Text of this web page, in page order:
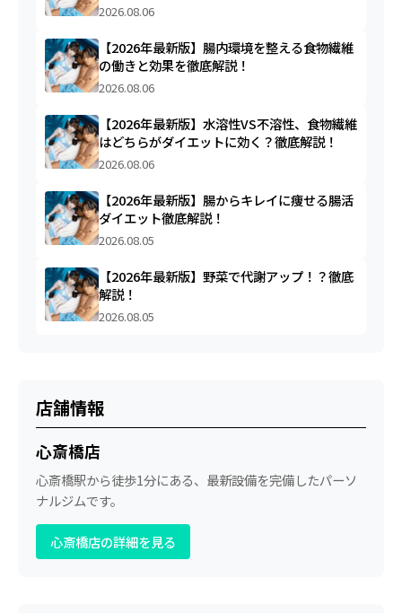
2026.08.06
【2026年最新版】腸内環境を整える食物繊維
の働きと効果を徹底解説！
2026.08.06
【2026年最新版】水溶性VS不溶性、食物繊維
はどちらがダイエットに効く？徹底解説！
2026.08.06
【2026年最新版】腸からキレイに痩せる腸活
ダイエット徹底解説！
2026.08.05
【2026年最新版】野菜で代謝アップ！？徹底
解説！
2026.08.05
店舗情報
心斎橋店
心斎橋駅から徒歩1分にある、最新設備を完備したパーソ
ナルジムです。
心斎橋店の詳細を見る